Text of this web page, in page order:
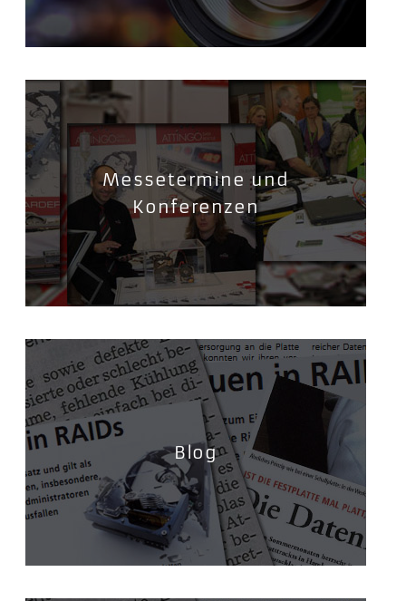
Messetermine und
Konferenzen
Blog